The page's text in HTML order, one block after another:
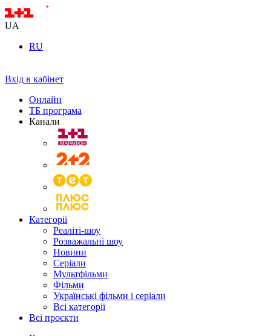
UA
RU
Вхід в кабінет
Онлайн
ТБ програма
Канали
Категорії
Реаліті-шоу
Розважальні шоу
Новини
Серіали
Мультфільми
Фільми
Українські фільми і серіали
Всі категорії
Всі проєкти